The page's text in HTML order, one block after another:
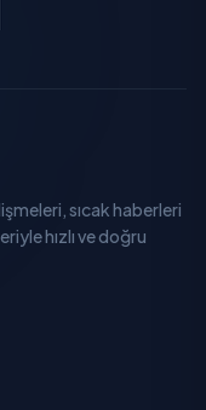
sıcak haberleri
hızlı ve doğru